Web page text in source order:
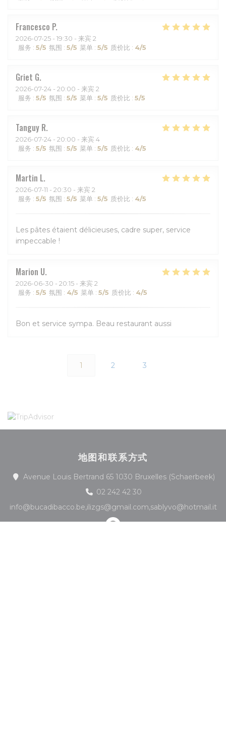
Francesco P
2026-07-25 - 19:30 - 来宾 2
服务 : 5/5 氛围 : 5/5 菜单 : 5/5 质价比 : 4/5
Griet G
2026-07-24 - 20:00 - 来宾 2
服务 : 5/5 氛围 : 5/5 菜单 : 5/5 质价比 : 5/5
Tanguy R
2026-07-24 - 20:00 - 来宾 4
服务 : 5/5 氛围 : 5/5 菜单 : 5/5 质价比 : 4/5
Martin L
2026-07-11 - 20:30 - 来宾 2
服务 : 5/5 氛围 : 5/5 菜单 : 5/5 质价比 : 4/5
Les pâtes étaient délicieuses, cadre super, service
impeccable !
Marion U
2026-06-30 - 20:15 - 来宾 2
服务 : 5/5 氛围 : 4/5 菜单 : 5/5 质价比 : 4/5
Bon et service sympa. Beau restaurant aussi
1 2 3
地图和联系方式
Avenue Louis Bertrand 65 1030 Bruxelles (Schaerbeek)((
02 242 42 30
info@bucadibacco.be,ilizgs@gmail.com,sablyvo@hotmail.it